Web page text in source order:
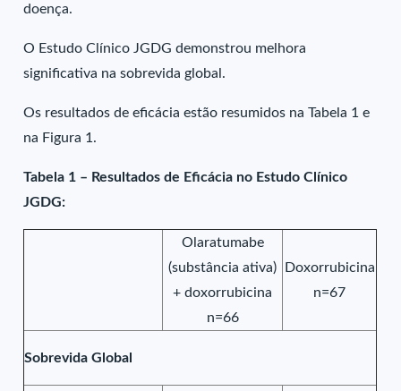
doença.
O Estudo Clínico JGDG demonstrou melhora
significativa na sobrevida global.
Os resultados de eficácia estão resumidos na Tabela 1 e
na Figura 1.
Tabela 1 – Resultados de Eficácia no Estudo Clínico
JGDG:
Olaratumabe
(substância ativa)
+ doxorrubicina
n=66
Doxorrubicina
n=67
Sobrevida Global